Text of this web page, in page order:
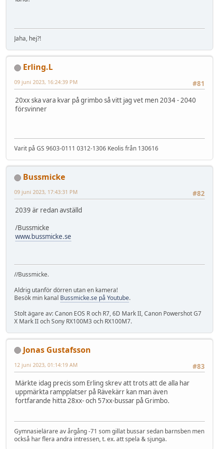
Jaha, hej?!
Erling.L
#81
09 juni 2023, 16:24:39 PM
20xx ska vara kvar på grimbo så vitt jag vet men 2034 - 2040
försvinner
Varit på GS 9603-0111 0312-1306 Keolis från 130616
Bussmicke
#82
09 juni 2023, 17:43:31 PM
2039 är redan avställd
/Bussmicke
www.bussmicke.se
//Bussmicke.
Aldrig utanför dörren utan en kamera!
Besök min kanal Bussmicke.se på Youtube.
Stolt ägare av: Canon EOS R och R7, 6D Mark II, Canon Powershot G7
X Mark II och Sony RX100M3 och RX100M7.
Jonas Gustafsson
#83
12 juni 2023, 01:14:19 AM
Märkte idag precis som Erling skrev att trots att de alla har
uppmärkta rampplatser på Rävekärr kan man även
fortfarande hitta 28xx- och 57xx-bussar på Grimbo.
Gymnasielärare av årgång -71 som gillat bussar sedan barnsben men
också har flera andra intressen, t. ex. att spela & sjunga.